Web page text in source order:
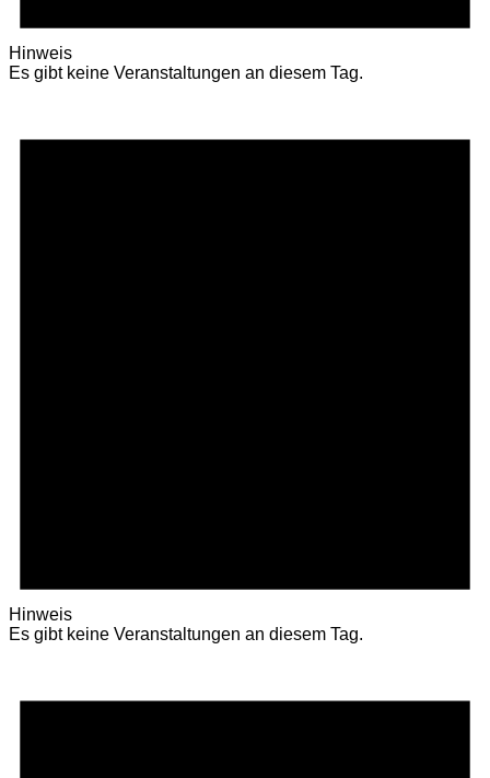
Hinweis
Es gibt keine Veranstaltungen an diesem Tag.
Hinweis
Es gibt keine Veranstaltungen an diesem Tag.